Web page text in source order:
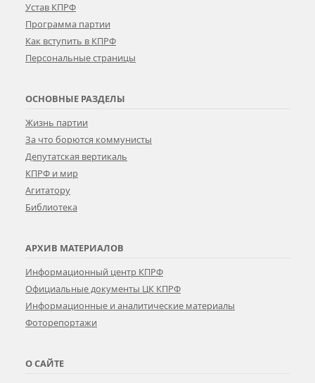
Устав КПРФ
Программа партии
Как вступить в КПРФ
Персональные страницы
ОСНОВНЫЕ РАЗДЕЛЫ
Жизнь партии
За что борются коммунисты
Депутатская вертикаль
КПРФ и мир
Агитатору
Библиотека
АРХИВ МАТЕРИАЛОВ
Информационный центр КПРФ
Официальные документы ЦК КПРФ
Информационные и аналитические материалы
Фоторепортажи
О САЙТЕ